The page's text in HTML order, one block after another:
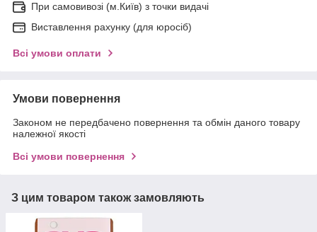
При самовивозі (м.Київ) з точки видачі
Виставлення рахунку (для юросіб)
Всі умови оплати
Умови повернення
Законом не передбачено повернення та обмін даного товару
належної якості
Всі умови повернення
З цим товаром також замовляють